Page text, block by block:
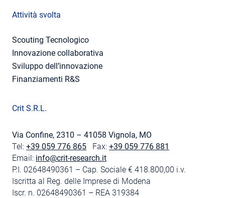
Attività svolta
Scouting Tecnologico
Innovazione collaborativa
Sviluppo dell’innovazione
Finanziamenti R&S
Crit S.R.L.
Via Confine, 2310 – 41058 Vignola, MO
Tel: +39 059 776 865 Fax: +39 059 776 881
Email: info@crit-research.it
P.I. 02648490361 – Cap. Sociale € 418.800,00 i.v.
Iscritta al Reg. delle Imprese di Modena
Iscr. n. 02648490361 – REA 319384